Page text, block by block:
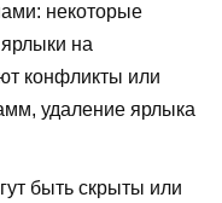
некоторые
на
конфликты или
удаление ярлыка
быть скрыты или